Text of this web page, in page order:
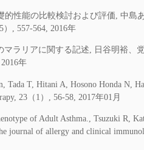
性能の比較検討および評価, 中島
, 557-564, 2016年
ラリアに関する記述, 日谷明裕、
年
Tada T, Hitani A, Hosono Honda N,
23（1）, 56-58, 2017年01月
of Adult Asthma., Tsuzuki R,
journal of allergy and clinical